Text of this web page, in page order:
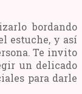
bordando
estuche, y así
Te invito
un delicado
para darle